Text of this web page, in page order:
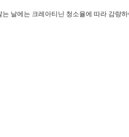
날에는 크레아티닌 청소율에 따라 감량하